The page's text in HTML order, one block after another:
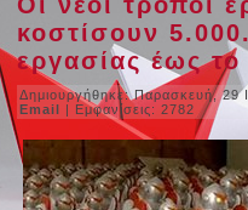
κοστίσουν
εργασίας έως το
Δημιουργήθηκε: Παρασκευή, 29
Email | Εμφανίσεις: 2782